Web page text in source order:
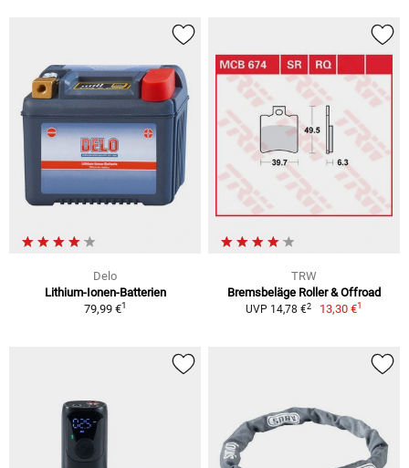
Delo
Lithium-Ionen-Batterien
79,99 €1
TRW
Bremsbeläge Roller & Offroad
UVP 14,78 €2 13,30 €1